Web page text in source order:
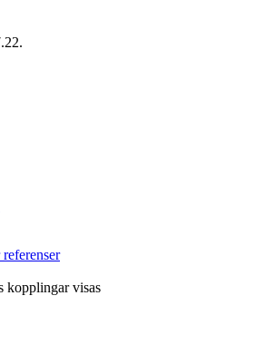
kopplingar visas